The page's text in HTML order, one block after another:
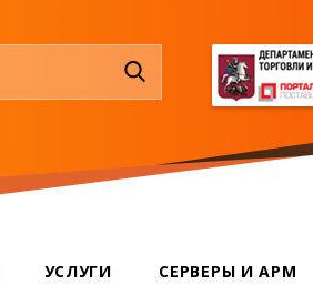
УСЛУГИ СЕРВЕРЫ И АРМ